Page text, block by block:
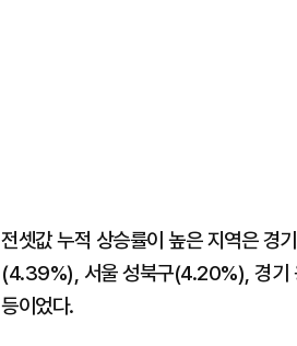
전셋값 누적 상승률이 높은 지역은
(4.39%), 서울 성북구(4.20%), 경기
등이었다.